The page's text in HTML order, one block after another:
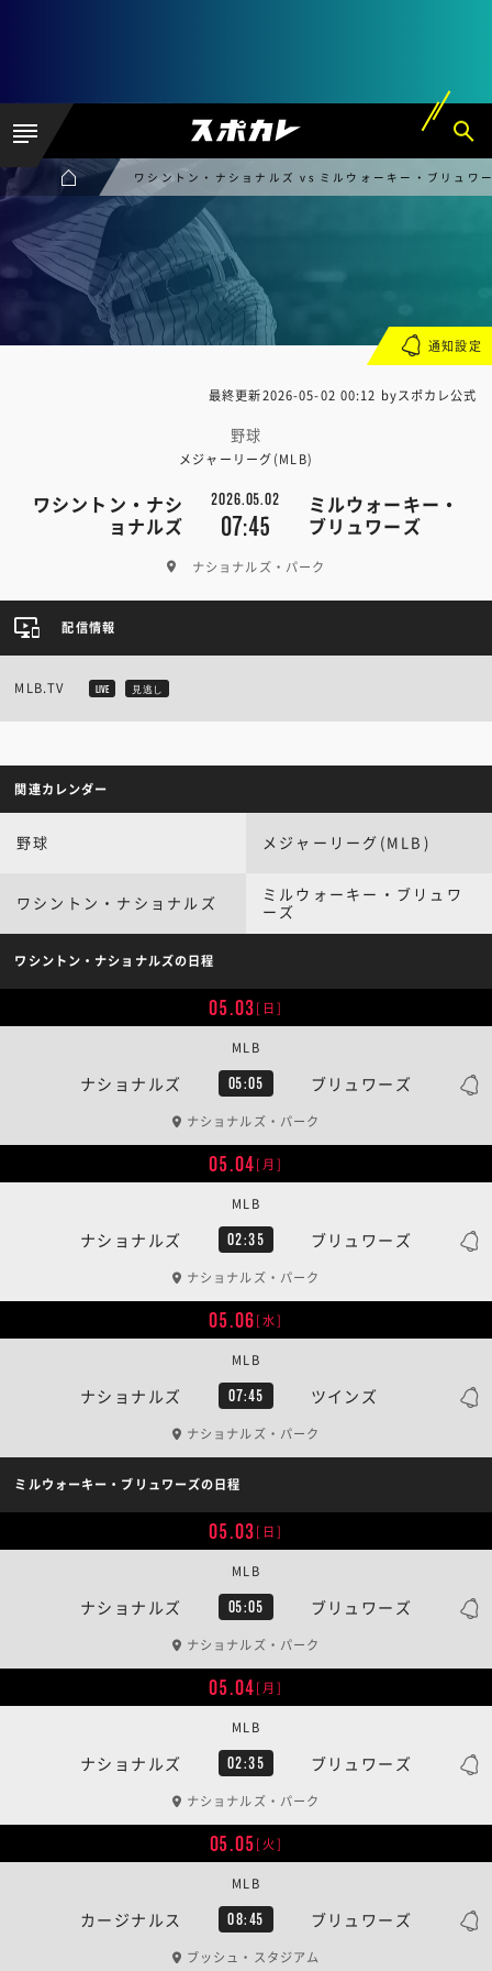
ワシントン・ナショナルズ vs ミルウォーキー・ブリュワ
最終更新2026-05-02 00:12 byスポカレ公式
野球
メジャーリーグ(MLB)
ワシントン・ナシ
ョナルズ
2026.05.02
07:45
ミルウォーキー・
ブリュワーズ
ナショナルズ・パーク
通知設定
配信情報
MLB.TV LIVE 見逃し
関連カレンダー
野球 メジャーリーグ(MLB)
ワシントン・ナショナルズ
ミルウォーキー・ブリュワ
ーズ
ワシントン・ナショナルズの日程
05.03[日]
ナショナルズ 05:05 ブリュワーズ
MLB
ナショナルズ・パーク
05.04[月]
ナショナルズ 02:35 ブリュワーズ
MLB
ナショナルズ・パーク
05.06[水]
ナショナルズ 07:45 ツインズ
MLB
ナショナルズ・パーク
ミルウォーキー・ブリュワーズの日程
05.03[日]
ナショナルズ 05:05 ブリュワーズ
MLB
ナショナルズ・パーク
05.04[月]
ナショナルズ 02:35 ブリュワーズ
MLB
ナショナルズ・パーク
05.05[火]
カージナルス 08:45 ブリュワーズ
MLB
ブッシュ・スタジアム